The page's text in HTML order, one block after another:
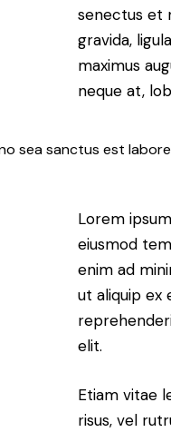
senectus et
gravida,
maximus
neque at,
sea sanctus est
Lorem
eiusmod
enim ad
ut aliquip ex
elit.
Etiam vitae
risus, vel